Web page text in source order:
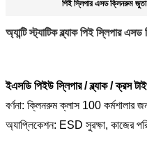
পিই স্লিপার এসড ক্লিনরুম জুতা
অ্যান্টি স্ট্যাটিক ব্ল্যাক পিই স্লিপার
ইএসডি পিইউ স্লিপার / ব্ল্যাক / ক্রস
বর্ণনা: ক্লিনরুম ক্লাস 100 কর্মশালার
অ্যাপ্লিকেশন: ESD সুরক্ষা, কাজের